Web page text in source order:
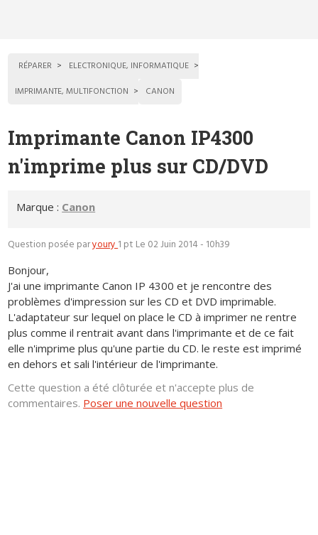
RÉPARER
ELECTRONIQUE, INFORMATIQUE
IMPRIMANTE, MULTIFONCTION
CANON
Imprimante Canon IP4300
n'imprime plus sur CD/DVD
Marque : Canon
Question posée paryoury1 pt Le 02 Juin 2014 - 10h39
Bonjour,
J'ai une imprimante Canon IP 4300 et je rencontre des
problèmes d'impression sur les CD et DVD imprimable.
L'adaptateur sur lequel on place le CD à imprimer ne rentre
plus comme il rentrait avant dans l'imprimante et de ce fait
elle n'imprime plus qu'une partie du CD. le reste est imprimé
en dehors et sali l'intérieur de l'imprimante.
Cette question a été clôturée et n'accepte plus de
commentaires. Poser une nouvelle question